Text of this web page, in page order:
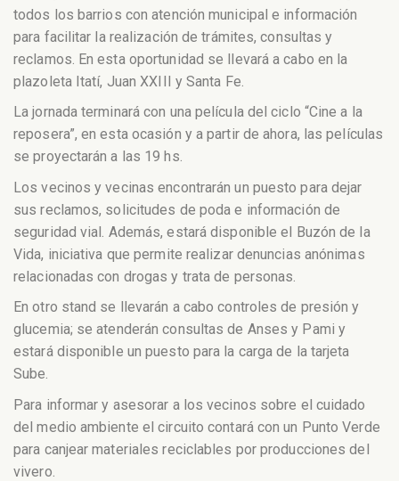
todos los barrios con atención municipal e información
para facilitar la realización de trámites, consultas y
reclamos. En esta oportunidad se llevará a cabo en la
plazoleta Itatí, Juan XXIII y Santa Fe.
La jornada terminará con una película del ciclo “Cine a la
reposera”, en esta ocasión y a partir de ahora, las películas
se proyectarán a las 19 hs.
Los vecinos y vecinas encontrarán un puesto para dejar
sus reclamos, solicitudes de poda e información de
seguridad vial. Además, estará disponible el Buzón de la
Vida, iniciativa que permite realizar denuncias anónimas
relacionadas con drogas y trata de personas.
En otro stand se llevarán a cabo controles de presión y
glucemia; se atenderán consultas de Anses y Pami y
estará disponible un puesto para la carga de la tarjeta
Sube.
Para informar y asesorar a los vecinos sobre el cuidado
del medio ambiente el circuito contará con un Punto Verde
para canjear materiales reciclables por producciones del
vivero.